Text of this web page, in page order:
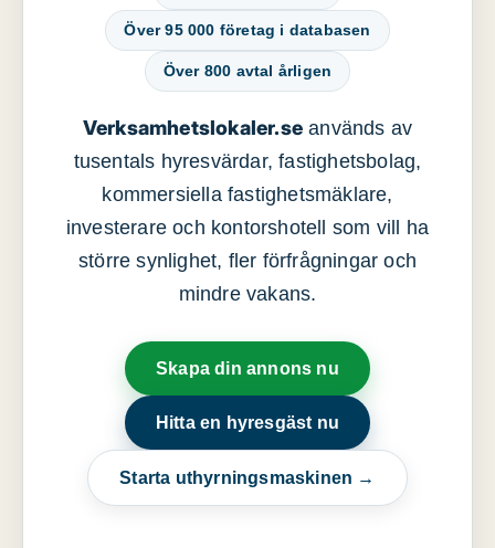
Över 95 000 företag i databasen
Över 800 avtal årligen
Verksamhetslokaler.se används av
tusentals hyresvärdar, fastighetsbolag,
kommersiella fastighetsmäklare,
investerare och kontorshotell som vill ha
större synlighet, fler förfrågningar och
mindre vakans.
Skapa din annons nu
Hitta en hyresgäst nu
Starta uthyrningsmaskinen →